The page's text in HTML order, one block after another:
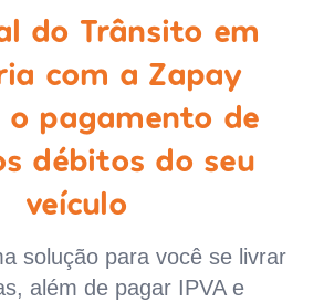
do Trânsito em
com a Zapay
pagamento de
débitos do seu
veículo
solução para você se livrar
além de pagar IPVA e